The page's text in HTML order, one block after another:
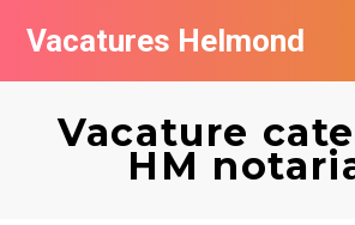
Vacatures Helmond
Vacature
HM
Vacatures bij bedrijven in Helmond
De populairste vacatures in Helmond